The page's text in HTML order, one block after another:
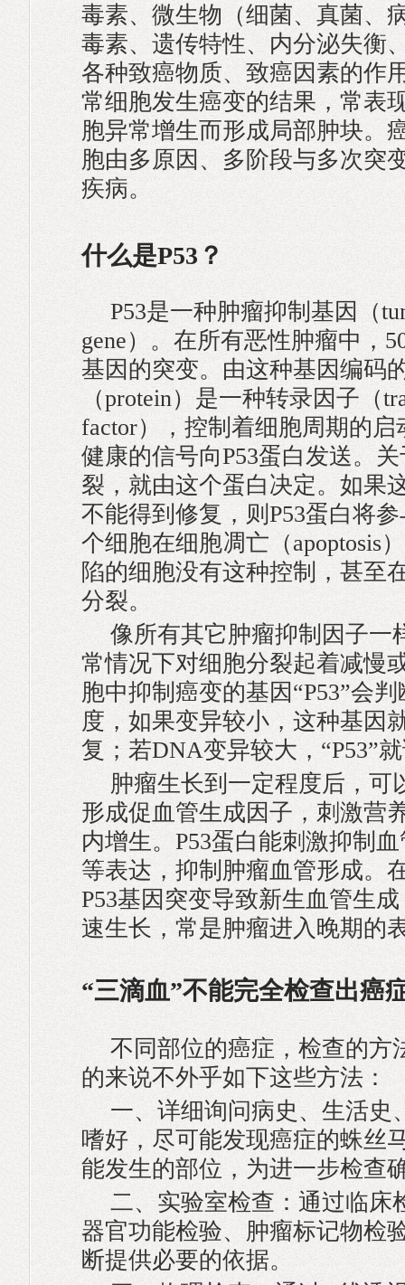
毒素、微生物（细菌、真菌、
毒素、遗传特性、内分泌失衡
各种致癌物质、致癌因素的作
常细胞发生癌变的结果，常表
胞异常增生而形成局部肿块。
胞由多原因、多阶段与多次突
疾病。
什么是P53？
P53是一种肿瘤抑制基因（
gene）。在所有恶性肿瘤中，
基因的突变。由这种基因编码
（protein）是一种转录因子（
factor），控制着细胞周期的
健康的信号向P53蛋白发送。
裂，就由这个蛋白决定。如果
不能得到修复，则P53蛋白将
个细胞在细胞凋亡（apoptosis
陷的细胞没有这种控制，甚至
分裂。
像所有其它肿瘤抑制因子一
常情况下对细胞分裂起着减慢
胞中抑制癌变的基因“P53”会
度，如果变异较小，这种基因
复；若DNA变异较大，“P53”
肿瘤生长到一定程度后，可
形成促血管生成因子，刺激营
内增生。P53蛋白能刺激抑制
等表达，抑制肿瘤血管形成。
P53基因突变导致新生血管生
速生长，常是肿瘤进入晚期的
“三滴血”不能完全检查出癌
不同部位的癌症，检查的方
的来说不外乎如下这些方法：
一、详细询问病史、生活史
嗜好，尽可能发现癌症的蛛丝
能发生的部位，为进一步检查
二、实验室检查：通过临床
器官功能检验、肿瘤标记物检
断提供必要的依据。